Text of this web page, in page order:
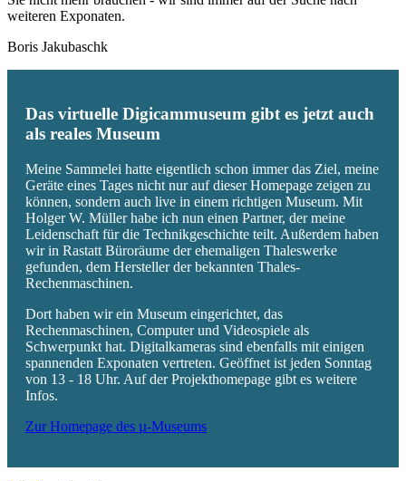
weiteren Exponaten.
Boris Jakubaschk
Das virtuelle Digicammuseum gibt es jetzt auch
als reales Museum
Meine Sammelei hatte eigentlich schon immer das Ziel, meine
Geräte eines Tages nicht nur auf dieser Homepage zeigen zu
können, sondern auch live in einem richtigen Museum. Mit
Holger W. Müller habe ich nun einen Partner, der meine
Leidenschaft für die Technikgeschichte teilt. Außerdem haben
wir in Rastatt Büroräume der ehemaligen Thaleswerke
gefunden, dem Hersteller der bekannten Thales-
Rechenmaschinen.
Dort haben wir ein Museum eingerichtet, das
Rechenmaschinen, Computer und Videospiele als
Schwerpunkt hat. Digitalkameras sind ebenfalls mit einigen
spannenden Exponaten vertreten. Geöffnet ist jeden Sonntag
von 13 - 18 Uhr. Auf der Projekthomepage gibt es weitere
Infos.
Zur Homepage des µ-Museums